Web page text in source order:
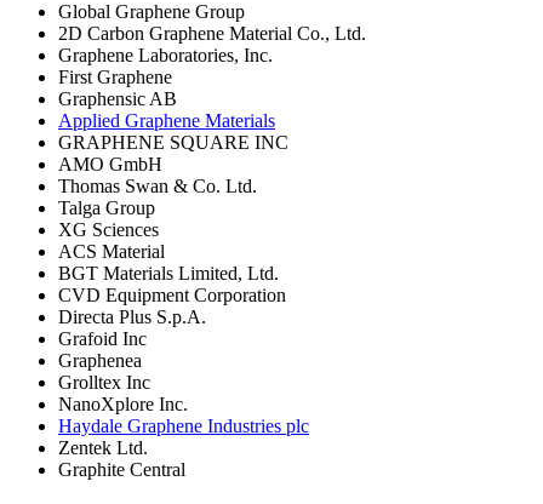
Global Graphene Group
2D Carbon Graphene Material Co., Ltd.
Graphene Laboratories, Inc.
First Graphene
Graphensic AB
Applied Graphene Materials
GRAPHENE SQUARE INC
AMO GmbH
Thomas Swan & Co. Ltd.
Talga Group
XG Sciences
ACS Material
BGT Materials Limited, Ltd.
CVD Equipment Corporation
Directa Plus S.p.A.
Grafoid Inc
Graphenea
Grolltex Inc
NanoXplore Inc.
Haydale Graphene Industries plc
Zentek Ltd.
Graphite Central